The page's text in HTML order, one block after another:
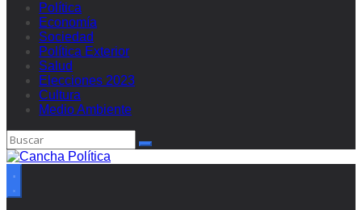
Política
Economía
Sociedad
Política Exterior
Salud
Elecciones 2023
Cultura
Medio Ambiente